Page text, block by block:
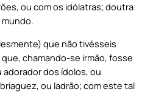
ou com os idólatras; doutra
que não tivésseis
chamando-se irmão, fosse
dos ídolos, ou
ou ladrão; com este tal